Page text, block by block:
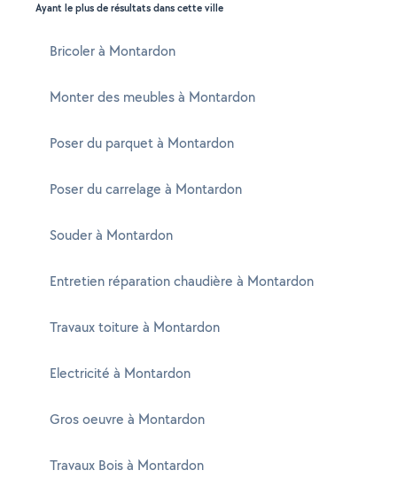
Ayant le plus de résultats dans cette ville
Bricoler à Montardon
Monter des meubles à Montardon
Poser du parquet à Montardon
Poser du carrelage à Montardon
Souder à Montardon
Entretien réparation chaudière à Montardon
Travaux toiture à Montardon
Electricité à Montardon
Gros oeuvre à Montardon
Travaux Bois à Montardon